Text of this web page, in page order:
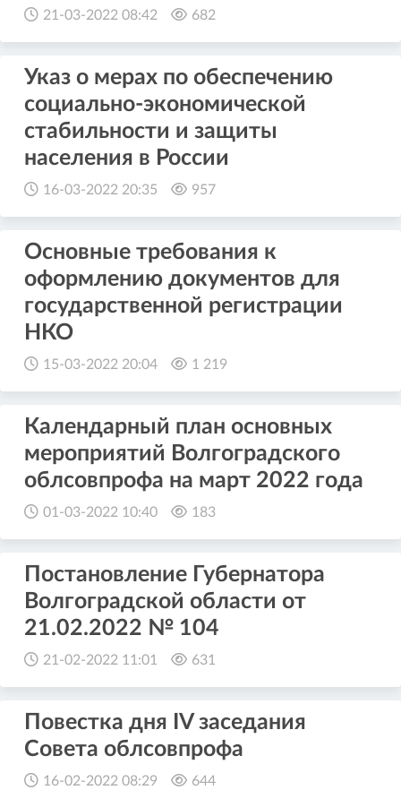
21-03-2022 08:42 682
Указ о мерах по обеспечению
социально-экономической
стабильности и защиты
населения в России
16-03-2022 20:35 957
Основные требования к
оформлению документов для
государственной регистрации
НКО
15-03-2022 20:04 1 219
Календарный план основных
мероприятий Волгоградского
облсовпрофа на март 2022 года
01-03-2022 10:40 183
Постановление Губернатора
Волгоградской области от
21.02.2022 № 104
21-02-2022 11:01 631
Повестка дня IV заседания
Совета облсовпрофа
16-02-2022 08:29 644